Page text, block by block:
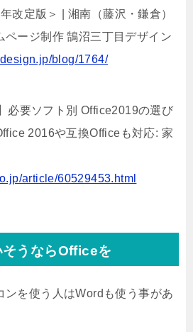
改定版＞ | 湘南（藤沢・鎌倉）
ページ制作 鵠沼三丁目デザイン
blog/1764/
必要ソフト別 Office2019の選び
2016や互換Officeも対応: 家
article/60529453.html
うならOfficeを
ンを使う人はWordも使う事があ